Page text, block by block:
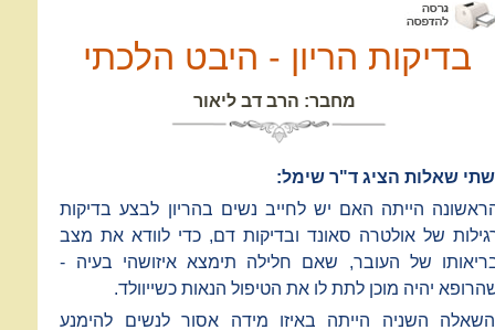
בדיקות הריון - היבט הלכתי
מחבר: הרב דב ליאור
שתי שאלות הציג ד"ר שימל:
הייתה האם יש לחייב נשים בהריון לבצע בדיקות
של אולטרה סאונד ובדיקות דם, כדי לוודא את מצב
של העובר, שאם חלילה תימצא איזושהי בעיה -
יהיה מוכן לתת לו את הטיפול הנאות כשייוולד.
השניה הייתה באיזו מידה אסור לנשים להימנע